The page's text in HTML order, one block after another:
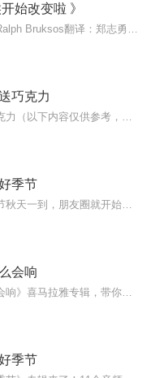
始改变啦 》
巧克力
季节
会响
季节